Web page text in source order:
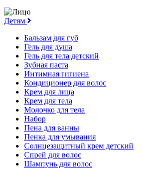
Детям
Бальзам для губ
Гель для душа
Гель для тела детский
Зубная паста
Интимная гигиена
Кондиционер для волос
Крем для лица
Крем для тела
Молочко для тела
Набор
Пена для ванны
Пенка для умывания
Солнцезащитный крем детский
Спрей для волос
Шампунь для волос